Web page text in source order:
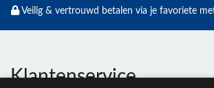
Veilig & vertrouwd betalen via je favoriete
Klantenservice